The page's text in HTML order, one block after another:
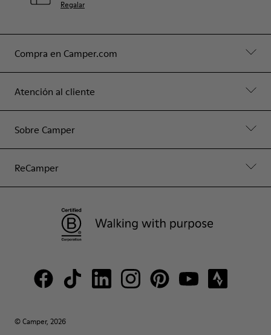
Compra en Camper.com
Atención al cliente
Sobre Camper
ReCamper
Regalar
© Camper, 2026